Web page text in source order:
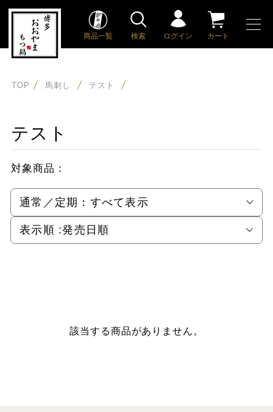
商品一覧 検索 ログイン カート
TOP 馬刺し テスト
テスト
対象商品：
通常／定期： すべて表示
表示順 :発売日順
該当する商品がありません。